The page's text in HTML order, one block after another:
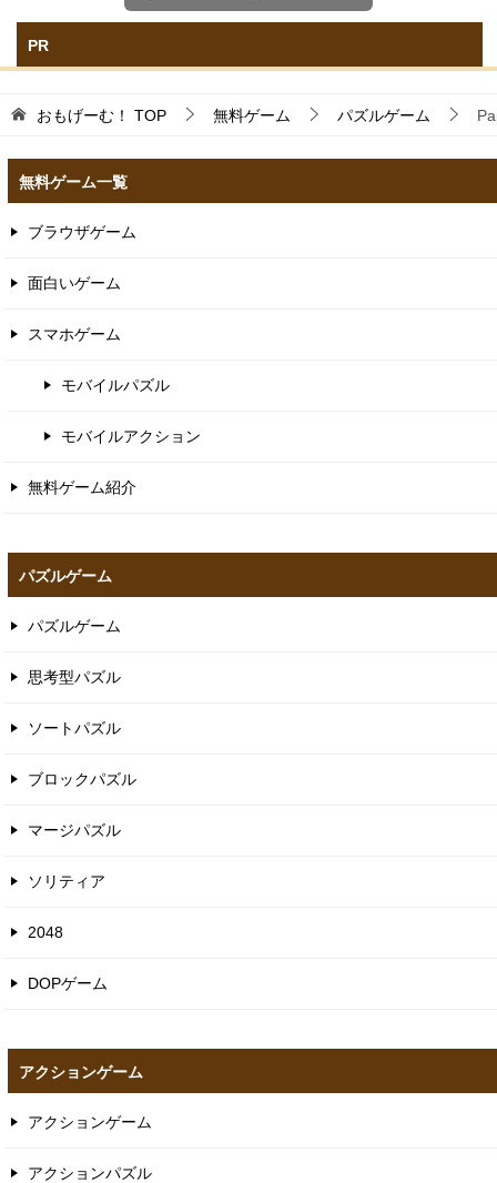
PR
おもげーむ！ TOP 無料ゲーム パズルゲーム
無料ゲーム一覧
ブラウザゲーム
面白いゲーム
スマホゲーム
モバイルパズル
モバイルアクション
無料ゲーム紹介
パズルゲーム
パズルゲーム
思考型パズル
ソートパズル
ブロックパズル
マージパズル
ソリティア
2048
DOPゲーム
アクションゲーム
アクションゲーム
アクションパズル